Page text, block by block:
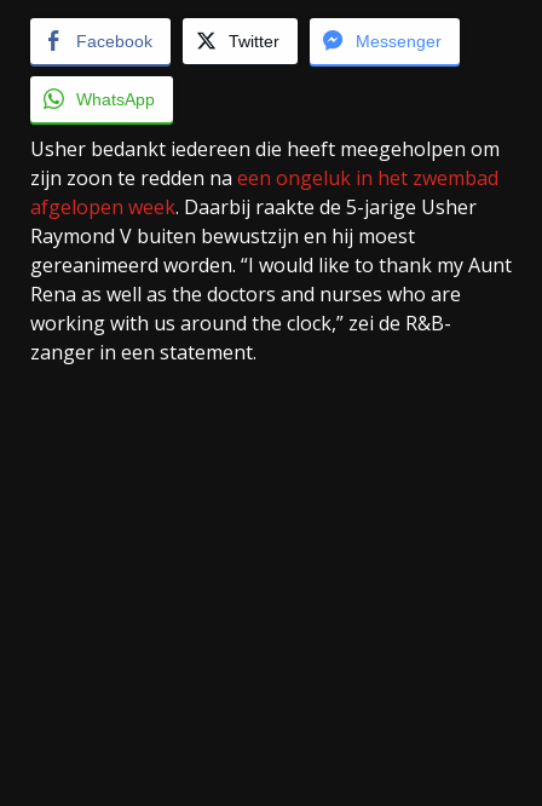
Facebook Twitter Messenger
WhatsApp
Usher bedankt iedereen die heeft meegeholpen om
zijn zoon te redden na een ongeluk in het zwembad
afgelopen week. Daarbij raakte de 5-jarige Usher
Raymond V buiten bewustzijn en hij moest
gereanimeerd worden. “I would like to thank my Aunt
Rena as well as the doctors and nurses who are
working with us around the clock,” zei de R&B-
zanger in een statement.